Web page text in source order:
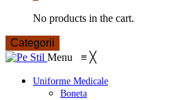
No products in the cart.
Categorii
Menu ≡ ╳
Uniforme Medicale
Boneta